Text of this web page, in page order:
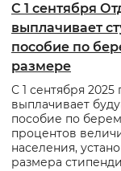
С 1 сентября
выплачивает
пособие по
размере
С 1 сентября
выплачивает
пособие по
процентов
населения,
размера